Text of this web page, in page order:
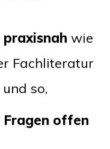
pra­xis­nah wie
Fach­li­te­ra­tur
so,
Fra­gen offen